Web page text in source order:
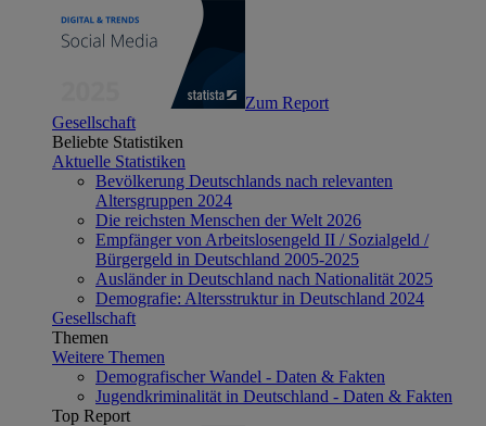
Zum Report
Gesellschaft
Beliebte Statistiken
Aktuelle Statistiken
Bevölkerung Deutschlands nach relevanten
Altersgruppen 2024
Die reichsten Menschen der Welt 2026
Empfänger von Arbeitslosengeld II / Sozialgeld /
Bürgergeld in Deutschland 2005-2025
Ausländer in Deutschland nach Nationalität 2025
Demografie: Altersstruktur in Deutschland 2024
Gesellschaft
Themen
Weitere Themen
Demografischer Wandel - Daten & Fakten
Jugendkriminalität in Deutschland - Daten & Fakten
Top Report